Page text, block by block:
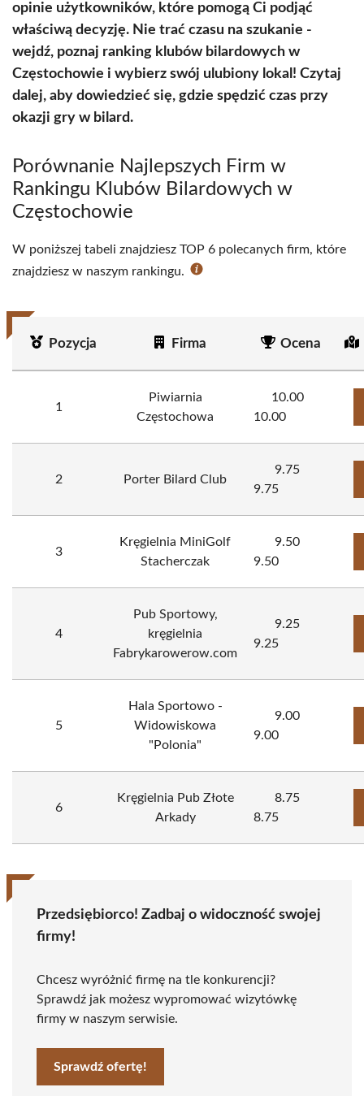
opinie użytkowników, które pomogą Ci podjąć
właściwą decyzję. Nie trać czasu na szukanie -
wejdź, poznaj ranking klubów bilardowych w
Częstochowie i wybierz swój ulubiony lokal! Czytaj
dalej, aby dowiedzieć się, gdzie spędzić czas przy
okazji gry w bilard.
Porównanie Najlepszych Firm w
Rankingu Klubów Bilardowych w
Częstochowie
W poniższej tabeli znajdziesz TOP 6 polecanych firm, które
znajdziesz w naszym rankingu.
Pozycja Firma Ocena
1
Piwiarnia
Częstochowa
10.00
10.00
2 Porter Bilard Club
9.75
9.75
3
Kręgielnia MiniGolf
Stacherczak
9.50
9.50
4
Pub Sportowy,
kręgielnia
Fabrykarowerow.com
9.25
9.25
5
Hala Sportowo -
Widowiskowa
"Polonia"
9.00
9.00
6
Kręgielnia Pub Złote
Arkady
8.75
8.75
Przedsiębiorco! Zadbaj o widoczność swojej
firmy!
Chcesz wyróżnić firmę na tle konkurencji?
Sprawdź jak możesz wypromować wizytówkę
firmy w naszym serwisie.
Sprawdź ofertę!